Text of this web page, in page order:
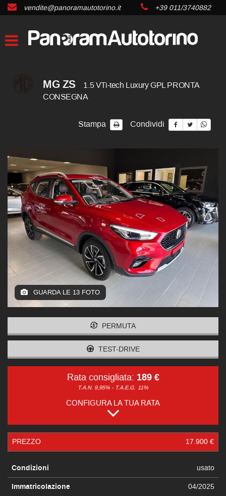
vendite@panoramautotorino.it +39 011/3740882
MG ZS
1.5 VTi-tech Luxury GPL PRONTA
CONSEGNA
Stampa Condividi
GUARDA LE 13 FOTO
PERMUTA
TEST-DRIVE
Rata consigliata: 189 €
T.A.N. 9,95% - T.A.E.G. 11%
CONFIGURA LA TUA RATA
PREZZO 17.900 €
Condizioni usato
Immatricolazione 04/2025